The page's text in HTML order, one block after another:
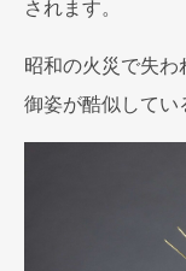
されます。
昭和の火災で失
御姿が酷似してい